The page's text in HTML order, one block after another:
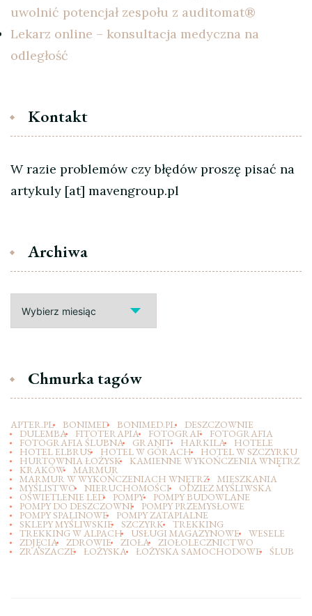
uwolnić potencjał zespołu z auditomat®
Lekarz online – konsultacja medyczna na
odległość
Kontakt
W razie problemów czy błędów proszę pisać na
artykuly [at] mavengroup.pl
Archiwa
Chmurka tagów
APTER.PL BONIMED BONIMED.PL DESZCZOWNIE
DULEMBA FITOTERAPIA FOTOGRAF FOTOGRAFIA
FOTOGRAFIA ŚLUBNA GRANIT HARKILA HOTELE
HOTEL ELBRUS HOTEL W GÓRACH HOTEL W SZCZYRKU
HURTOWNIA ŁOŻYSK KAMIENNE WYKOŃCZENIA WNĘTRZ
KRAKÓW MARMUR
MARMUR W WYKOŃCZENIACH WNĘTRZ MIESZKANIA
MYŚLISTWO NIERUCHOMOŚCI ODZIEZ MYŚLIWSKA
OŚWIETLENIE LED POMPY POMPY BUDOWLANE
POMPY DO DESZCZOWNI POMPY PRZEMYSŁOWE
POMPY SPALINOWE POMPY ZATAPIALNE
SKLEPY MYŚLIWSKIE SZCZYRK TREKKING
TREKKING W ALPACH USŁUGI MAGAZYNOWE WESELE
ZDJĘCIA ZDROWIE ZIOŁA ZIOŁOLECZNICTWO
ZRASZACZE ŁOŻYSKA ŁOŻYSKA SAMOCHODOWE ŚLUB